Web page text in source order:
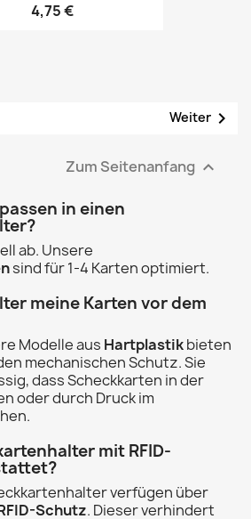
4,75 €
Weiter 
Zum Seitenanfang 
in einen
ab. Unsere
sind für 1-4 Karten optimiert.
meine Karten vor dem
Modelle aus Hartplastikbieten
mechanischen Schutz. Sie
dass Scheckkarten in der
oder durch Druck im
mit RFID-
verfügen über
Schutz. Dieser verhindert